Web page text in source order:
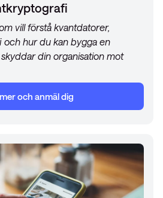
vill förstå kvantdatorer,
hur du kan bygga en
din organisation mot
och anmäl dig